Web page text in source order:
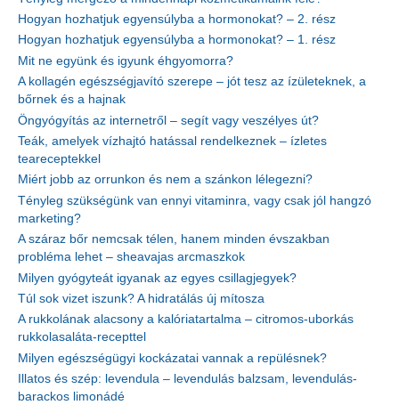
Hogyan hozhatjuk egyensúlyba a hormonokat? – 2. rész
Hogyan hozhatjuk egyensúlyba a hormonokat? – 1. rész
Mit ne együnk és igyunk éhgyomorra?
A kollagén egészségjavító szerepe – jót tesz az ízületeknek, a
bőrnek és a hajnak
Öngyógyítás az internetről – segít vagy veszélyes út?
Teák, amelyek vízhajtó hatással rendelkeznek – ízletes
teareceptekkel
Miért jobb az orrunkon és nem a szánkon lélegezni?
Tényleg szükségünk van ennyi vitaminra, vagy csak jól hangzó
marketing?
A száraz bőr nemcsak télen, hanem minden évszakban
probléma lehet – sheavajas arcmaszkok
Milyen gyógyteát igyanak az egyes csillagjegyek?
Túl sok vizet iszunk? A hidratálás új mítosza
A rukkolának alacsony a kalóriatartalma – citromos-uborkás
rukkolasaláta-recepttel
Milyen egészségügyi kockázatai vannak a repülésnek?
Illatos és szép: levendula – levendulás balzsam, levendulás-
barackos limonádé